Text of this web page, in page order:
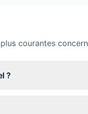
courantes
?